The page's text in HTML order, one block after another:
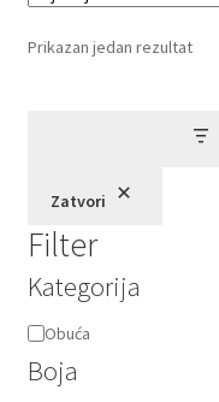
Prikazan jedan rezultat
Zatvori
Filter
Kategorija
Kategorija
Obuća
Boja